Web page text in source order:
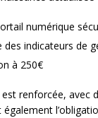
numérique
indicateurs de
à 250€
renforcée, avec